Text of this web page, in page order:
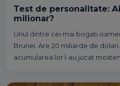
Test de personalitate:
milionar?
Unul dintre cei mai bogati
Brunei. Are 20 miliarde de
acumularea lor l-au jucat